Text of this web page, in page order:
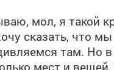
мол, я такой
сказать, что
там. Но
мест и